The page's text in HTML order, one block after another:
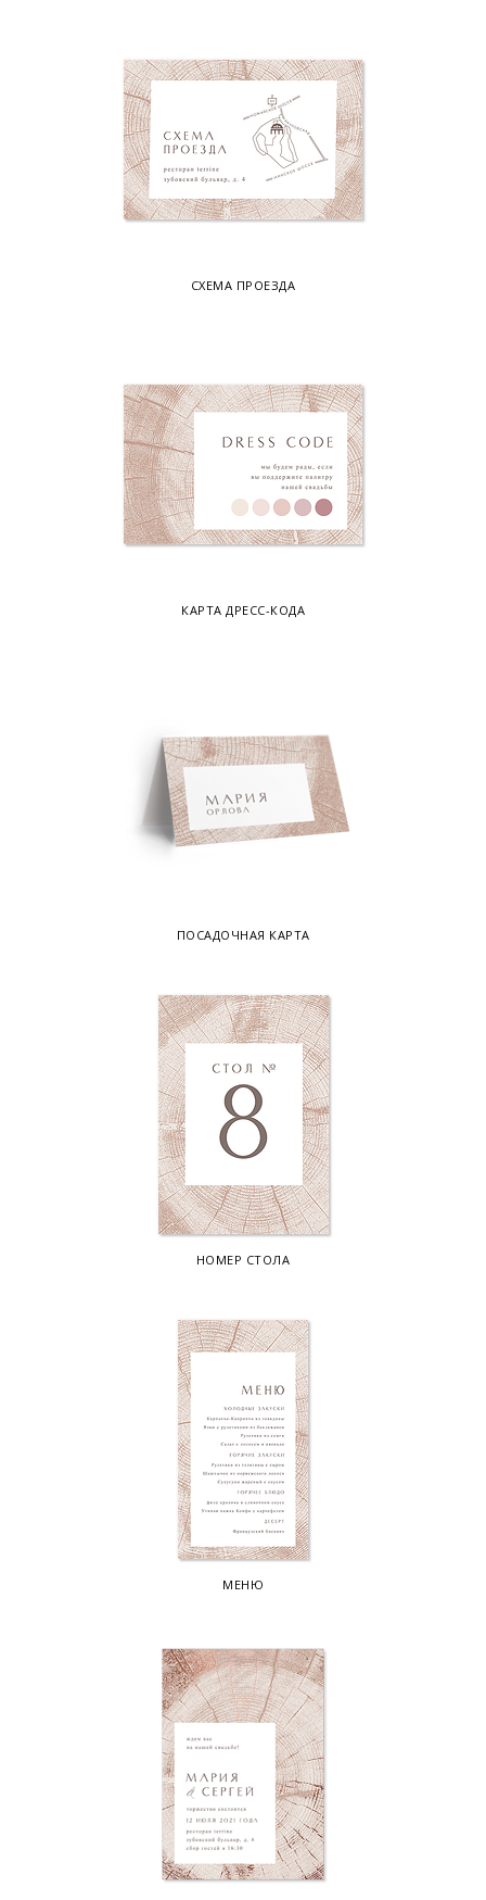
СХЕМА ПРОЕЗДА
КАРТА ДРЕСС-КОДА
ПОСАДОЧНАЯ КАРТА
НОМЕР СТОЛА
МЕНЮ